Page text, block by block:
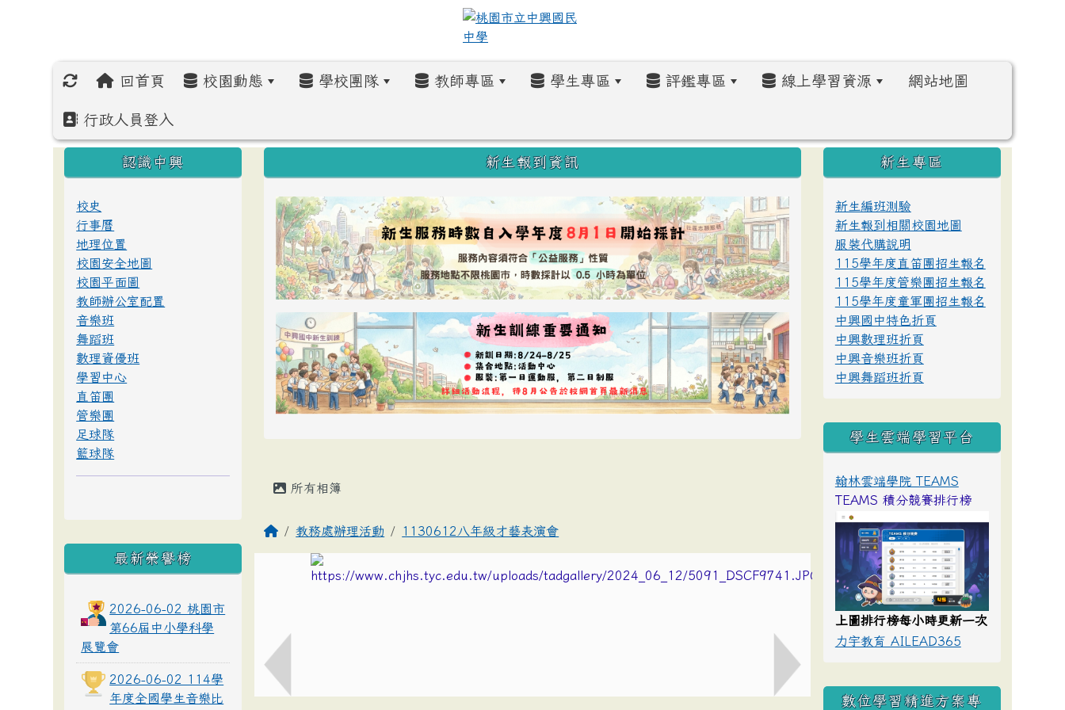
回首頁 校園動態 學校團隊 教師專區 學生專區 評鑑專區 線上學習資源 網站地圖
行政人員登入
:::
新生報到資訊
所有相簿
教務處辦理活動 1130612八年級才藝表演會
:::
認識中興
校史
行事曆
地理位置
校園安全地圖
校園平面圖
教師辦公室配置
音樂班
舞蹈班
數理資優班
學習中心
直笛團
管樂團
足球隊
籃球隊
最新榮譽榜
2026-06-02 桃園市
第66屆中小學科學
展覽會
2026-06-02 114學
年度全國學生音樂比
:::
新生專區
新生編班測驗
新生報到相關校園地圖
服裝代購說明
115學年度直笛團招生報名
115學年度管樂團招生報名
115學年度童軍團招生報名
中興國中特色折頁
中興數理班折頁
中興音樂班折頁
中興舞蹈班折頁
學生雲端學習平台
翰林雲端學院 TEAMS
TEAMS 積分競賽排行榜
上圖排行榜每小時更新一次
力宇教育 AILEAD365
數位學習精進方案專